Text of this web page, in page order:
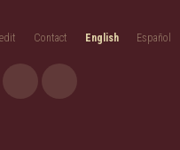
Contact English Español